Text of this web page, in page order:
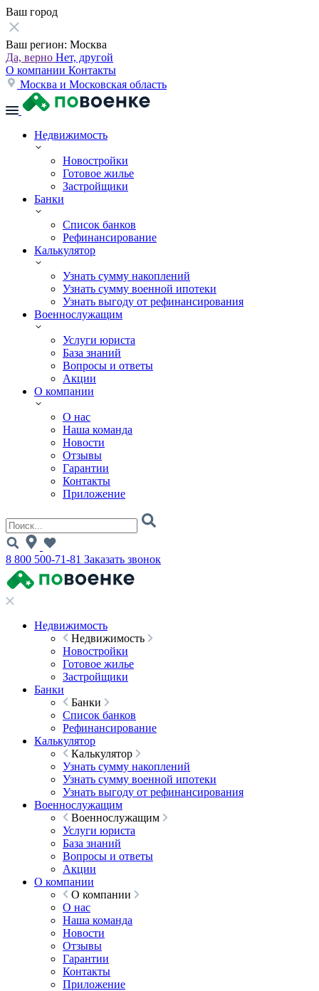
Ваш город
Ваш регион: Москва
Да, верно Нет, другой
О компании Контакты
Москва и Московская область
Недвижимость
Новостройки
Готовое жилье
Застройщики
Банки
Список банков
Рефинансирование
Калькулятор
Узнать сумму накоплений
Узнать сумму военной ипотеки
Узнать выгоду от рефинансирования
Военнослужащим
Услуги юриста
База знаний
Вопросы и ответы
Акции
О компании
О нас
Наша команда
Новости
Отзывы
Гарантии
Контакты
Приложение
8 800 500-71-81 Заказать звонок
Недвижимость
Недвижимость
Новостройки
Готовое жилье
Застройщики
Банки
Банки
Список банков
Рефинансирование
Калькулятор
Калькулятор
Узнать сумму накоплений
Узнать сумму военной ипотеки
Узнать выгоду от рефинансирования
Военнослужащим
Военнослужащим
Услуги юриста
База знаний
Вопросы и ответы
Акции
О компании
О компании
О нас
Наша команда
Новости
Отзывы
Гарантии
Контакты
Приложение